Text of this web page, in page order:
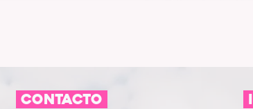
CONTACTO